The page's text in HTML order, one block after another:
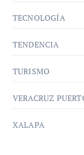
TECNOLOGÍA
TENDENCIA
TURISMO
VERACRUZ
XALAPA